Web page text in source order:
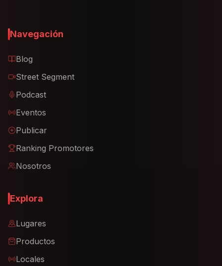
Navegación
Blog
Street Segment
Podcast
Eventos
Publicar
Ranking Promotores
Nosotros
Explora
Lugares
Productos
Locales